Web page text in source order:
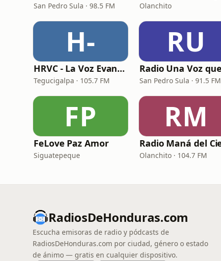
San Pedro Sula · 98.5 FM Olanchito
H-
HRVC - La Voz Evangélica de Honduras
Tegucigalpa · 105.7 FM
RU
San Pedro Sula · 91.5 FM
FP
FeLove Paz Amor
Siguatepeque
RM
Olanchito · 104.7 FM
RadiosDeHonduras.com
Escucha emisoras de radio y pódcasts de
RadiosDeHonduras.com por ciudad, género o estado
de ánimo — gratis en cualquier dispositivo.